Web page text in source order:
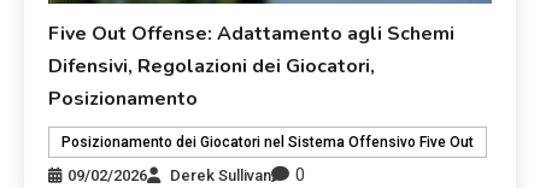
Five Out Offense: Adattamento agli Schemi
Difensivi, Regolazioni dei Giocatori,
Posizionamento
Posizionamento dei Giocatori nel Sistema Offensivo Five Out
09/02/2026 Derek Sullivan 0